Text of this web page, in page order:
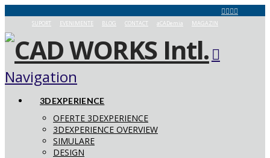
SUPORT EVENIMENTE BLOG CONTACT aCADemia MAGAZIN
Navigation
3DEXPERIENCE
OFERTE 3DEXPERIENCE
3DEXPERIENCE OVERVIEW
SIMULARE
DESIGN